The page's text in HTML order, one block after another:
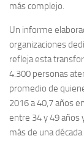
más complejo.
Un informe
organizaciones
refleja esta
4.300 personas
promedio de
2016 a 40,7 años
entre 34 y 49 años
más de una